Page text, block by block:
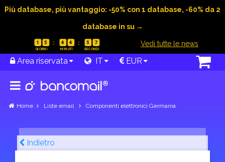
Più database, più vantaggio: -50% con 1 database, -60% da 2
database in su →
1 5 4 4 5 6 Vedi tutte le news
Area riservata IT EUR
Home Liste email Componenti elettronici Germania
Indietro